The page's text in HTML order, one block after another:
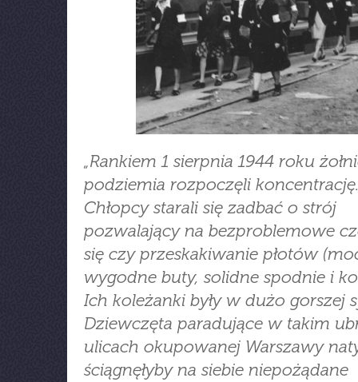
„Rankiem 1 sierpnia 1944 roku
podziemia rozpoczęli
Chłopcy starali się zadbać o strój
pozwalający na bezproblemowe
się czy przeskakiwanie płotów
wygodne buty, solidne spodnie i
Ich koleżanki były w dużo gorszej
Dziewczęta paradujące w takim
ulicach okupowanej Warszawy
ściągnęłyby na siebie niepożądane